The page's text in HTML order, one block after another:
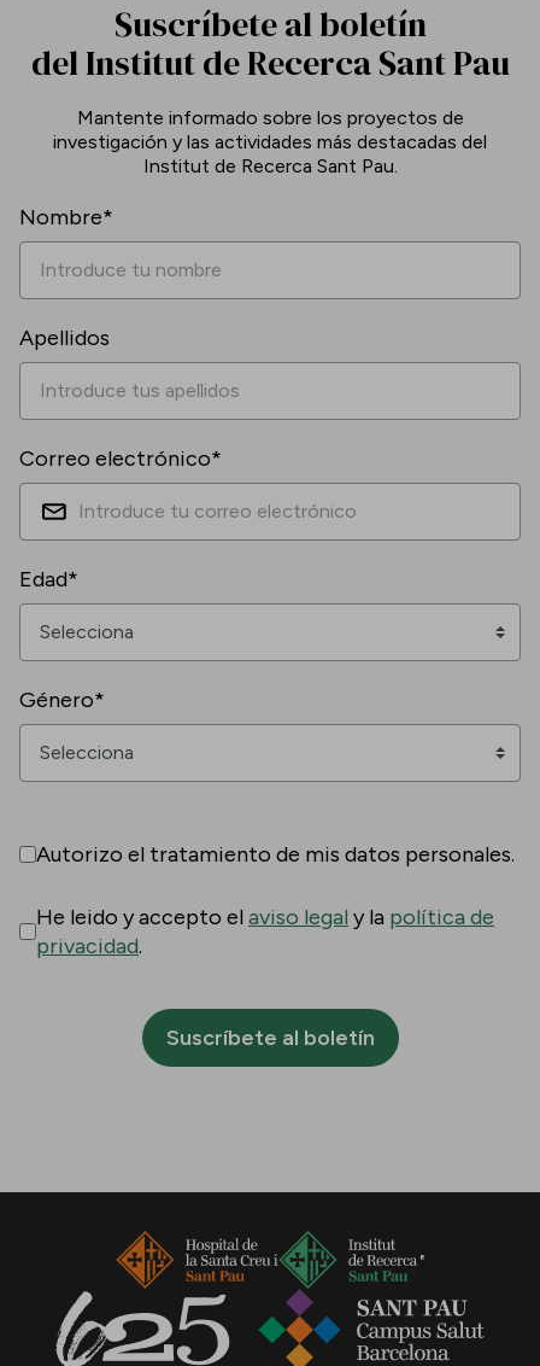
Suscríbete al boletín
del Institut de Recerca Sant Pau
Mantente informado sobre los proyectos de
investigación y las actividades más destacadas del
Institut de Recerca Sant Pau.
Nombre*
Apellidos
Correo electrónico*
Edad*
Género*
Autorizo el tratamiento de mis datos personales.
He leido y accepto elaviso legal y la política de
privacidad.
Suscríbete al boletín